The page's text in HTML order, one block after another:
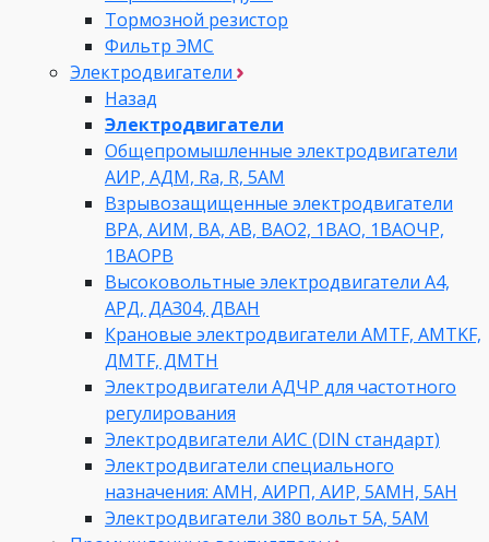
Тормозной резистор
Фильтр ЭМС
Электродвигатели
Назад
Электродвигатели
Общепромышленные электродвигатели
АИР, АДМ, Ra, R, 5AM
Взрывозащищенные электродвигатели
ВРА, АИМ, ВА, АВ, ВАO2, 1ВАО, 1ВАОЧР,
1ВАОРВ
Высоковольтные электродвигатели A4,
АРД, ДАЗ04, ДВАН
Крановые электродвигатели AMTF, AMTKF,
ДMTF, ДМТН
Электродвигатели АДЧР для частотного
регулирования
Электродвигатели АИС (DIN стандарт)
Электродвигатели специального
назначения: АМН, АИРП, АИР, 5АМН, 5АН
Электродвигатели 380 вольт 5А, 5АМ